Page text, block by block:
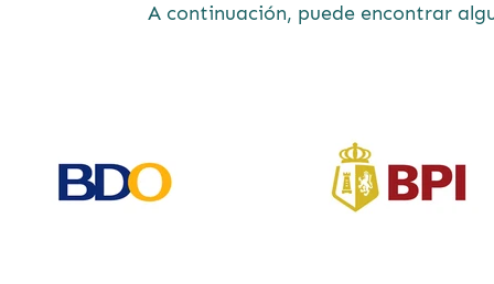
A continuación, puede encontrar